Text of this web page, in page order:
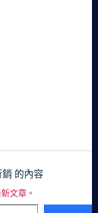
的內容
文章。